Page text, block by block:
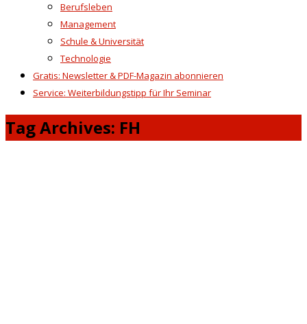
Berufsleben
Management
Schule & Universität
Technologie
Gratis: Newsletter & PDF-Magazin abonnieren
Service: Weiterbildungstipp für Ihr Seminar
Tag Archives: FH